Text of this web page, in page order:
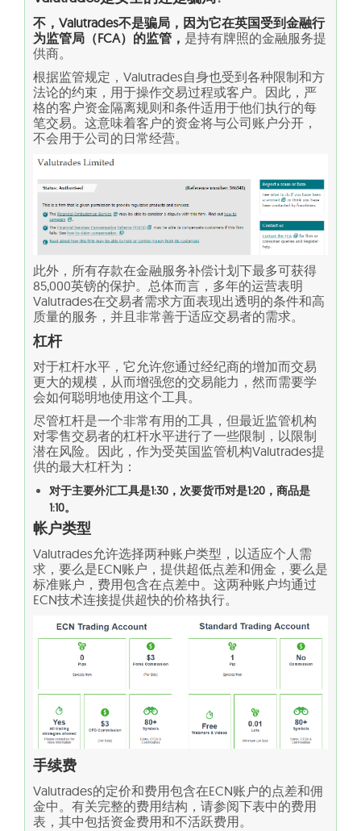
不，Valutrades不是骗局，因为它在英国受到金融行
为监管局（FCA）的监管， 是持有牌照的金融服务提
供商。
根据监管规定，Valutrades自身也受到各种限制和方
法论的约束，用于操作交易过程或客户。因此，严
格的客户资金隔离规则和条件适用于他们执行的每
笔交易。这意味着客户的资金将与公司账户分开，
不会用于公司的日常经营。
此外，所有存款在金融服务补偿计划下最多可获得
85,000英镑的保护。总体而言，多年的运营表明
Valutrades在交易者需求方面表现出透明的条件和高
质量的服务，并且非常善于适应交易者的需求。
杠杆
对于杠杆水平，它允许您通过经纪商的增加而交易
更大的规模，从而增强您的交易能力，然而需要学
会如何聪明地使用这个工具。
尽管杠杆是一个非常有用的工具，但最近监管机构
对零售交易者的杠杆水平进行了一些限制，以限制
潜在风险。因此，作为受英国监管机构Valutrades提
供的最大杠杆为：
对于主要外汇工具是1:30，次要货币对是1:20，商品是
1:10。
帐户类型
Valutrades允许选择两种账户类型，以适应个人需
求，要么是ECN账户，提供超低点差和佣金，要么是
标准账户，费用包含在点差中。这两种账户均通过
ECN技术连接提供超快的价格执行。
手续费
Valutrades的定价和费用包含在ECN账户的点差和佣
金中。有关完整的费用结构，请参阅下表中的费用
表，其中包括资金费用和不活跃费用。